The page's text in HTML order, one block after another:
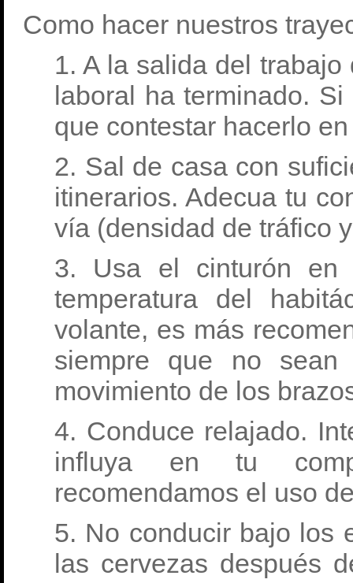
Como hacer nuestros
1. A la salida del
laboral ha terminado.
que contestar hacerlo
2. Sal de casa con
itinerarios. Adecua tu
vía (densidad de tráfico
3. Usa el cinturón en
temperatura del
volante, es más
siempre que no sean
movimiento de los
4. Conduce relajado.
influya en tu
recomendamos el uso
5. No conducir bajo los
las cervezas después